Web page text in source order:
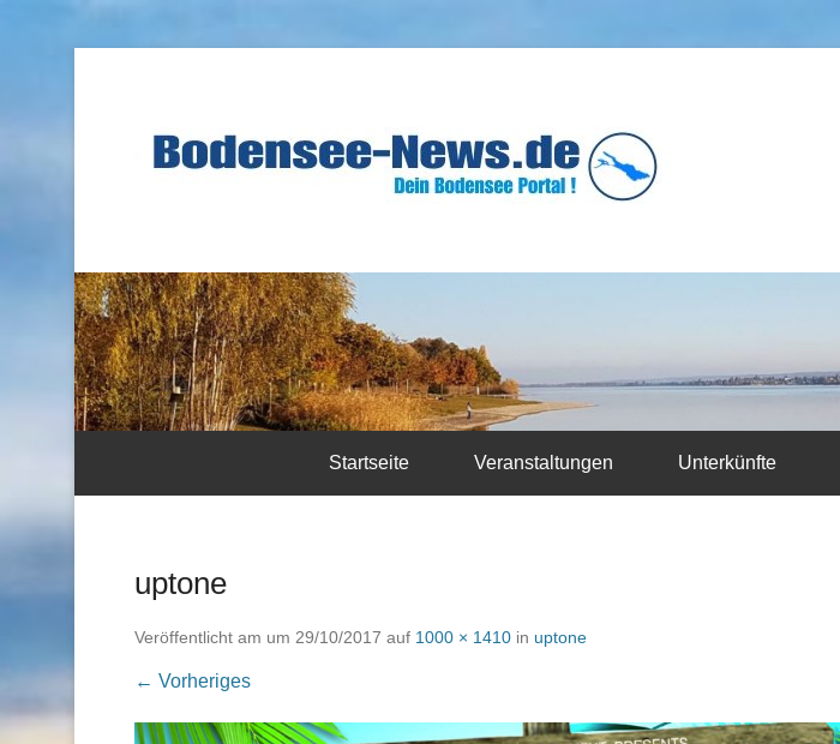
Startseite Veranstaltungen Unterkünfte
uptone
Veröffentlicht am um 29/10/2017 auf 1000 × 1410 in uptone
← Vorheriges